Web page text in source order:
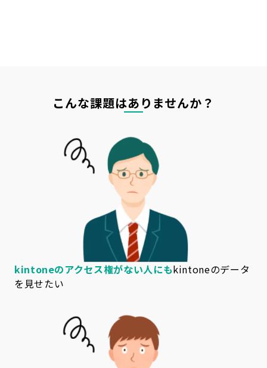
こんな課題はありませんか？
kintoneのアクセス権がない人にもkintoneのデータ
を見せたい